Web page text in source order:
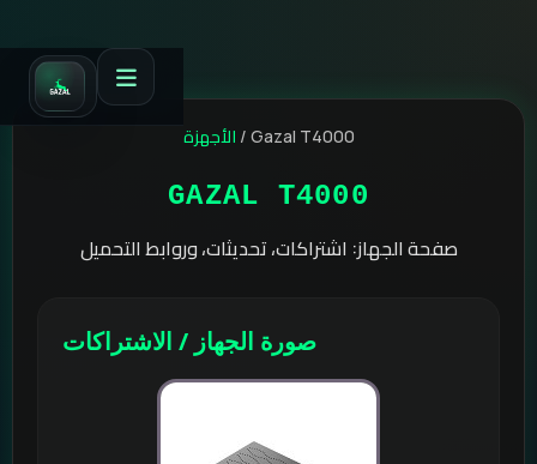
الأجهزة / Gazal T4000
GAZAL T4000
صفحة الجهاز: اشتراكات، تحديثات، وروابط التحميل
صورة الجهاز / الاشتراكات